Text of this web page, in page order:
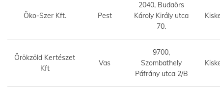
Öko-Szer Kft. Pest
2040, Budaörs
Károly Király utca
70.
Örökzöld Kertészet
Kft
Vas
9700,
Szombathely
Páfrány utca 2/B